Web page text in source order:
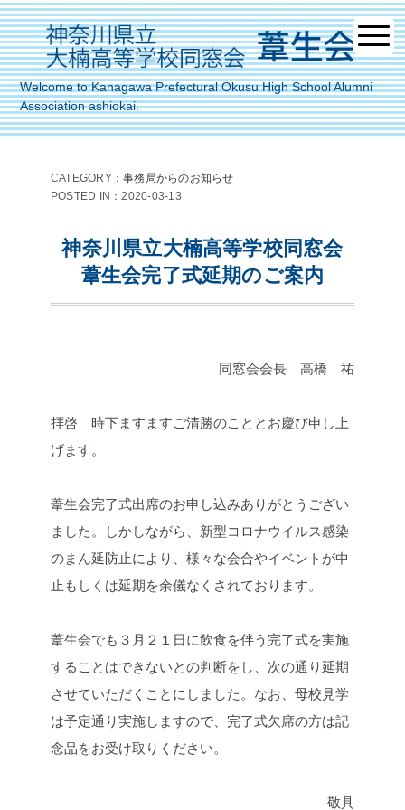
Welcome to Kanagawa Prefectural Okusu High School Alumni
Association ashiokai.
CATEGORY：事務局からのお知らせ
POSTED IN：2020-03-13
神奈川県立大楠高等学校同窓会
葦生会完了式延期のご案内
同窓会会長 高橋 祐
拝啓 時下ますますご清勝のこととお慶び申し上
げます。
葦生会完了式出席のお申し込みありがとうござい
ました。しかしながら、新型コロナウイルス感染
のまん延防止により、様々な会合やイベントが中
止もしくは延期を余儀なくされております。
葦生会でも３月２１日に飲食を伴う完了式を実施
することはできないとの判断をし、次の通り延期
させていただくことにしました。なお、母校見学
は予定通り実施しますので、完了式欠席の方は記
念品をお受け取りください。
敬具